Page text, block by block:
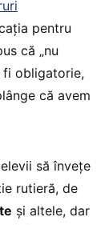
pentru
că „nu
fi obligatorie,
că avem
să învețe
rutieră, de
și altele, dar